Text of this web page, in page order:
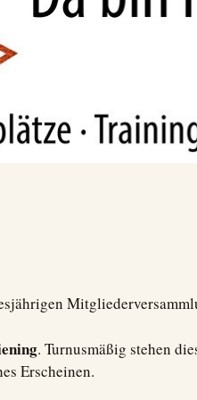
. Turnusmäßig stehen
Erscheinen.